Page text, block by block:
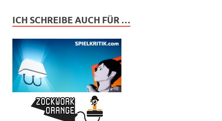
ICH SCHREIBE AUCH FÜR …